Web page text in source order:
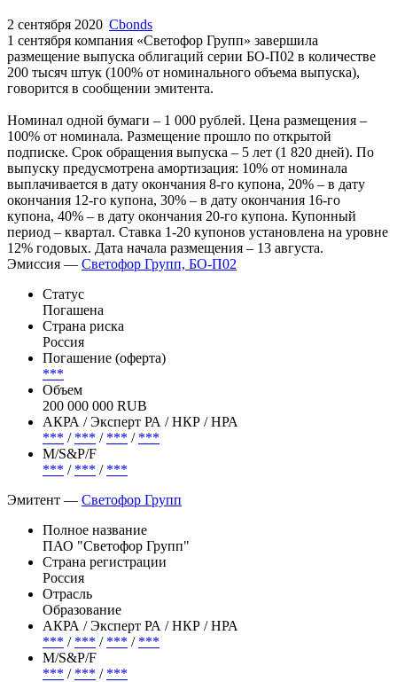
2 сентября 2020 Cbonds
1 сентября компания «Светофор Групп» завершила
размещение выпуска облигаций серии БО-П02 в количестве
200 тысяч штук (100% от номинального объема выпуска),
говорится в сообщении эмитента.
Номинал одной бумаги – 1 000 рублей. Цена размещения –
100% от номинала. Размещение прошло по открытой
подписке. Срок обращения выпуска – 5 лет (1 820 дней). По
выпуску предусмотрена амортизация: 10% от номинала
выплачивается в дату окончания 8-го купона, 20% – в дату
окончания 12-го купона, 30% – в дату окончания 16-го
купона, 40% – в дату окончания 20-го купона. Купонный
период – квартал. Ставка 1-20 купонов установлена на уровне
12% годовых. Дата начала размещения – 13 августа.
Эмиссия — Светофор Групп, БО-П02
Статус
Погашена
Страна риска
Россия
Погашение (оферта)
***
Объем
200 000 000 RUB
АКРА / Эксперт РА / НКР / НРА
*** / *** / *** / ***
М/S&P/F
*** / *** / ***
Эмитент — Светофор Групп
Полное название
ПАО "Светофор Групп"
Страна регистрации
Россия
Отрасль
Образование
АКРА / Эксперт РА / НКР / НРА
*** / *** / *** / ***
М/S&P/F
*** / *** / ***